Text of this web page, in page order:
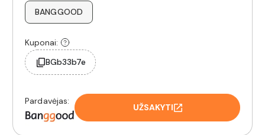
BANGGOOD
Kuponai:
BGb33b7e
Pardavėjas:
UŽSAKYTI